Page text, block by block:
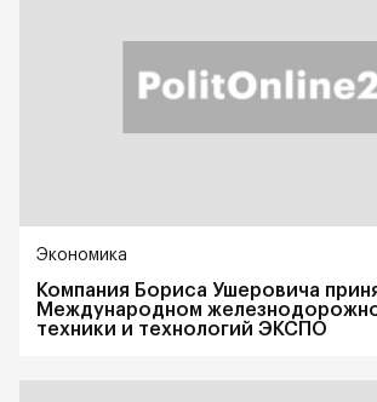
Экономика
Компания Бориса Ушеровича
Международном
техники и технологий ЭКСПО